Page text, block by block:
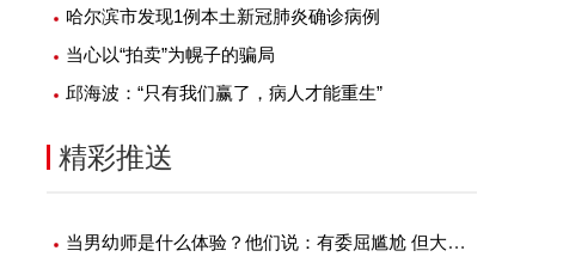
哈尔滨市发现1例本土新冠肺炎确诊病例
当心以“拍卖”为幌子的骗局
邱海波：“只有我们赢了，病人才能重生”
精彩推送
当男幼师是什么体验？他们说：有委屈尴尬 但大部分是幸福